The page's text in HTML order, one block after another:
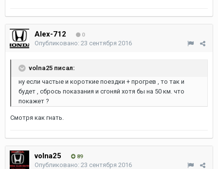
Alex-712 0
Опубликовано: 23 сентября 2016
volna25 писал:
ну если частые и короткие поездки + прогрев , то так и
будет , сбрось показания и сгоняй хотя бы на 50 км. что
покажет ?
Смотря как гнать.
volna25 89
Опубликовано: 23 сентября 2016